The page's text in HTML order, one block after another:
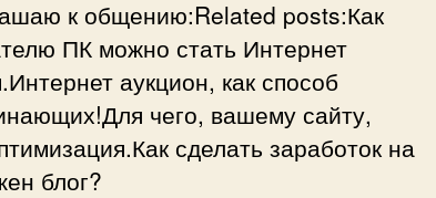
к общению:Related posts:Как
ПК можно стать Интернет
аукцион, как способ
чего, вашему сайту,
сделать заработок на
блог?